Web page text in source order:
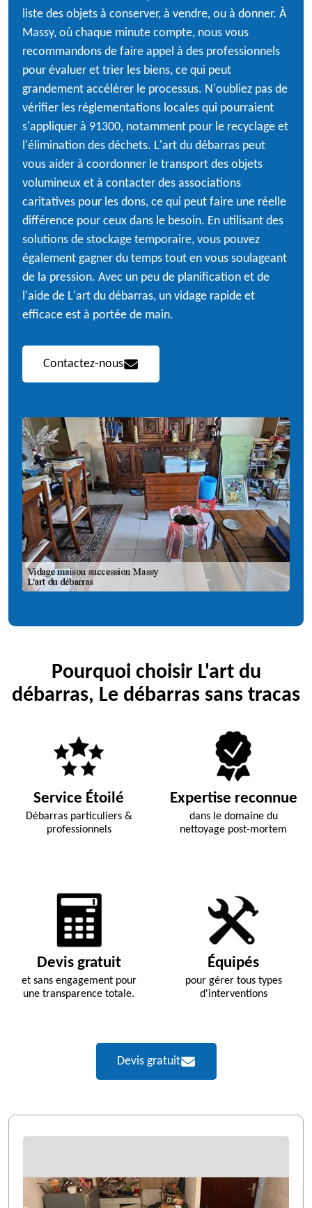
liste des objets à conserver, à vendre, ou à donner. À
Massy, où chaque minute compte, nous vous
recommandons de faire appel à des professionnels
pour évaluer et trier les biens, ce qui peut
grandement accélérer le processus. N'oubliez pas de
vérifier les réglementations locales qui pourraient
s'appliquer à 91300, notamment pour le recyclage et
l'élimination des déchets. L'art du débarras peut
vous aider à coordonner le transport des objets
volumineux et à contacter des associations
caritatives pour les dons, ce qui peut faire une réelle
différence pour ceux dans le besoin. En utilisant des
solutions de stockage temporaire, vous pouvez
également gagner du temps tout en vous soulageant
de la pression. Avec un peu de planification et de
l'aide de L'art du débarras, un vidage rapide et
efficace est à portée de main.
Contactez-nous
Pourquoi choisir L'art du
débarras, Le débarras sans tracas
Service Étoilé
Débarras particuliers &
professionnels
Expertise reconnue
dans le domaine du
nettoyage post-mortem
Devis gratuit
et sans engagement pour
une transparence totale.
Équipés
pour gérer tous types
d'interventions
Devis gratuit